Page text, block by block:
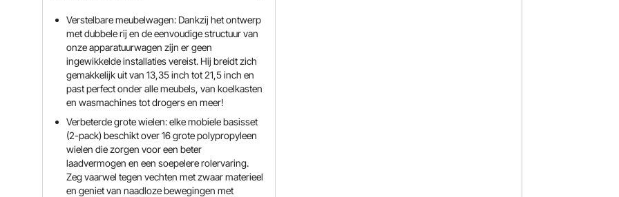
Verstelbare meubelwagen: Dankzij het ontwerp
met dubbele rij en de eenvoudige structuur van
onze apparatuurwagen zijn er geen
ingewikkelde installaties vereist. Hij breidt zich
gemakkelijk uit van 13,35 inch tot 21,5 inch en
past perfect onder alle meubels, van koelkasten
en wasmachines tot drogers en meer!
Verbeterde grote wielen: elke mobiele basisset
(2-pack) beschikt over 16 grote polypropyleen
wielen die zorgen voor een beter
laadvermogen en een soepelere rolervaring.
Zeg vaarwel tegen vechten met zwaar materieel
en geniet van naadloze bewegingen met